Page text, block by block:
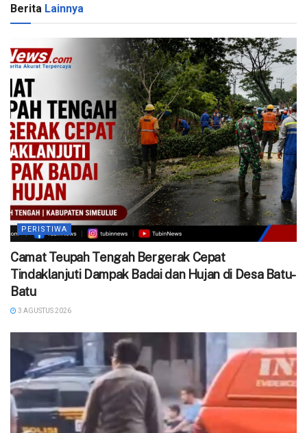
Berita Lainnya
PERISTIWA
Camat Teupah Tengah Bergerak Cepat
Tindaklanjuti Dampak Badai dan Hujan di Desa Batu-
Batu
3 AGUSTUS 2026